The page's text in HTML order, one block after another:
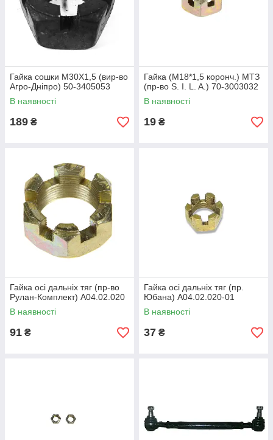
Гайка сошки М30Х1,5 (вир-во
Агро-Дніпро) 50-3405053
В наявності
189 ₴
Гайка (М18*1,5 коронч.) МТЗ
(пр-во S. I. L. A.) 70-3003032
В наявності
19 ₴
Гайка осі дальніх тяг (пр-во
Рулан-Комплект) А04.02.020
В наявності
91 ₴
Гайка осі дальніх тяг (пр.
Юбана) А04.02.020-01
В наявності
37 ₴